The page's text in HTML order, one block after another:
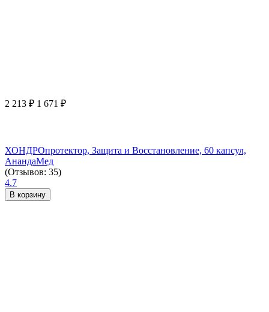
2 213 ₽ 1 671 ₽
ХОНДРОпротектор, Защита и Восстановление, 60 капсул,
АнандаМед
(Отзывов: 35)
4.7
В корзину